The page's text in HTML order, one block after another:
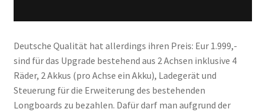
Deutsche Qualität hat allerdings ihren Preis: Eur 1.999,-
sind für das Upgrade bestehend aus 2 Achsen inklusive 4
Räder, 2 Akkus (pro Achse ein Akku), Ladegerät und
Steuerung für die Erweiterung des bestehenden
Longboards zu bezahlen. Dafür darf man aufgrund der